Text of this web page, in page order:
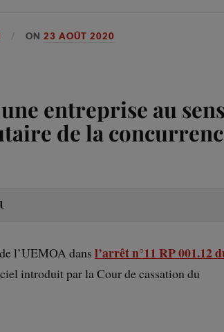
ON23 AOÛT 2020
entreprise au
de la
l’UEMOA dans l’arrêt n°11 RP 001.12
introduit par la Cour de cassation du